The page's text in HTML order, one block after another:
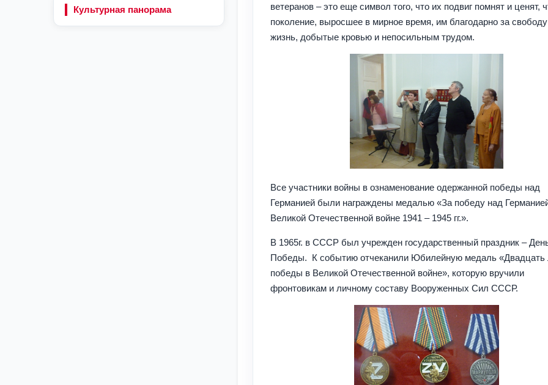
Культурная панорама
ветеранов – это еще символ того, что их подвиг помнят и ценят,
поколение, выросшее в мирное время, им благодарно за
жизнь, добытые кровью и непосильным трудом.
Все участники войны в ознаменование одержанной победы над
Германией были награждены медалью «За победу над
Великой Отечественной войне 1941 – 1945 гг.».
В 1965г. в СССР был учрежден государственный праздник –
Победы. К событию отчеканили Юбилейную медаль «Двадцать
победы в Великой Отечественной войне», которую вручили
фронтовикам и личному составу Вооруженных Сил СССР.